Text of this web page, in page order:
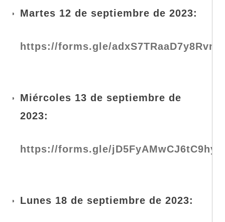
Martes 12 de septiembre de 2023:
https://forms.gle/adxS7TRaaD7y8Rvn6
Miércoles 13 de septiembre de
2023:
https://forms.gle/jD5FyAMwCJ6tC9hy6
Lunes 18 de septiembre de 2023: